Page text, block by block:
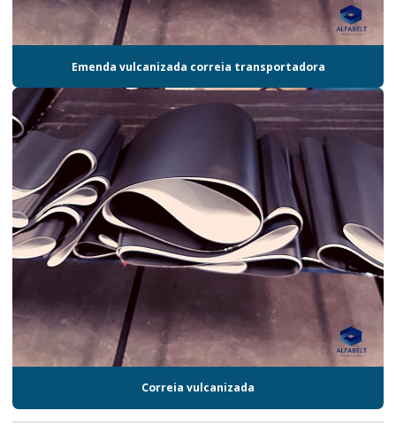
Emenda vulcanizada correia transportadora
Correia vulcanizada